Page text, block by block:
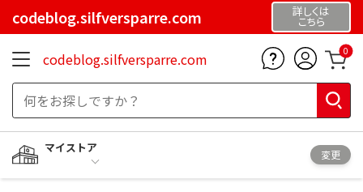
codeblog.silfversparre.com 詳しくは
こちら
codeblog.silfversparre.com 0
マイストア
変更